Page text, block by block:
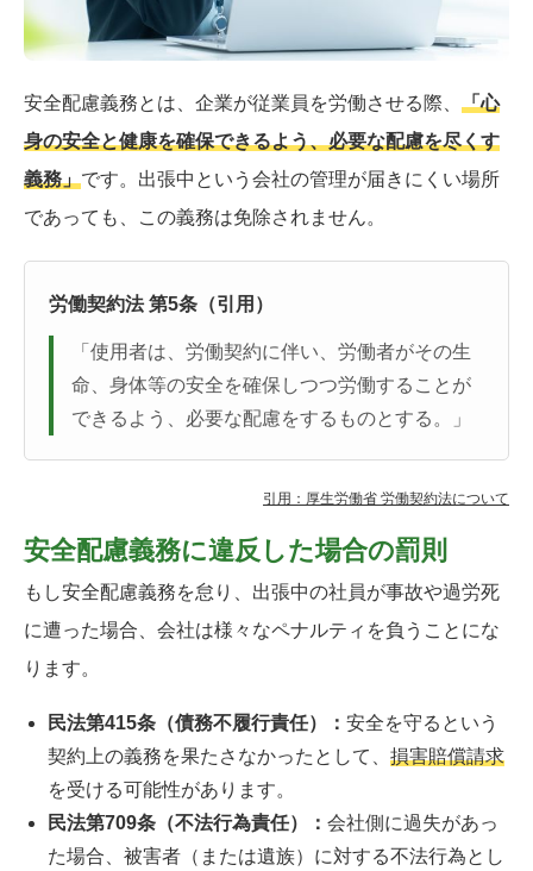
安全配慮義務とは、企業が従業員を労働させる際、 「心
身の安全と健康を確保できるよう、必要な配慮を尽くす
義務」です。出張中という会社の管理が届きにくい場所
であっても、この義務は免除されません。
労働契約法 第5条（引用）
「使用者は、労働契約に伴い、労働者がその生
命、身体等の安全を確保しつつ労働することが
できるよう、必要な配慮をするものとする。」
引用：厚生労働省 労働契約法について
安全配慮義務に違反した場合の罰則
もし安全配慮義務を怠り、出張中の社員が事故や過労死
に遭った場合、会社は様々なペナルティを負うことにな
ります。
民法第415条（債務不履行責任）： 安全を守るという
契約上の義務を果たさなかったとして、 損害賠償請求
を受ける可能性があります。
民法第709条（不法行為責任）： 会社側に過失があっ
た場合、被害者（または遺族）に対する不法行為とし